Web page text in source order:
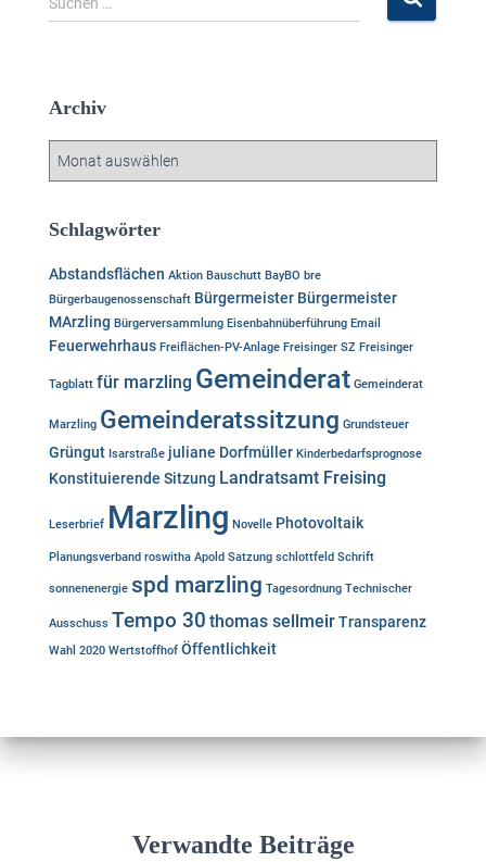
u
n
n
c
:
Archiv
h
v
Schlagwörter
Abstandsflächen Aktion Bauschutt BayBO bre
Bürgerbaugenossenschaft Bürgermeister Bürgermeister
MArzling Bürgerversammlung Eisenbahnüberführung Email
Feuerwehrhaus Freiflächen-PV-Anlage Freisinger SZ Freisinger
Tagblatt für marzling Gemeinderat Gemeinderat
Marzling Gemeinderatssitzung Grundsteuer
Grüngut Isarstraße juliane Dorfmüller Kinderbedarfsprognose
Konstituierende Sitzung Landratsamt Freising
Leserbrief Marzling Novelle Photovoltaik
Planungsverband roswitha Apold Satzung schlottfeld Schrift
sonnenenergie spd marzling Tagesordnung Technischer
Ausschuss Tempo 30 thomas sellmeirTransparenz
Wahl 2020 Wertstoffhof Öffentlichkeit
Verwandte Beiträge